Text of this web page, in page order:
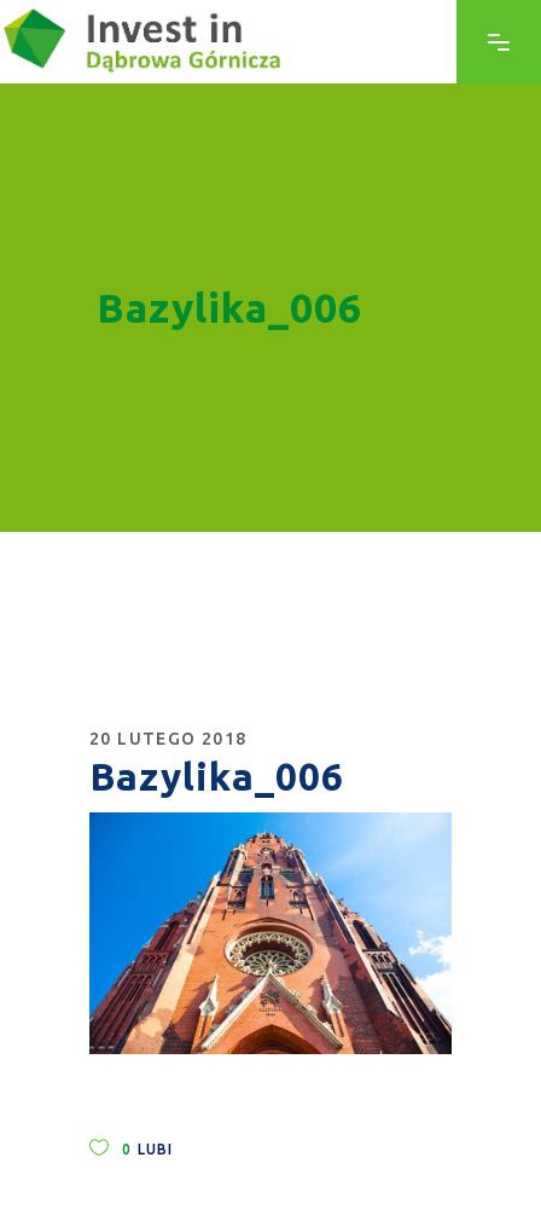
Bazylika_006
20 LUTEGO 2018
Bazylika_006
0 LUBI